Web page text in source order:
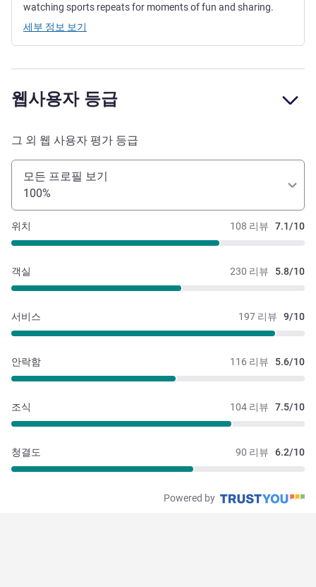
watching sports repeats for moments of fun and sharing.
세부 정보 보기
웹사용자 등급
그 외 웹 사용자 평가 등급
모든 프로필 보기
100%
108 리뷰 7.1/10
위치
230 리뷰 5.8/10
객실
197 리뷰 9/10
서비스
116 리뷰 5.6/10
안락함
104 리뷰 7.5/10
조식
90 리뷰 6.2/10
청결도
Powered by